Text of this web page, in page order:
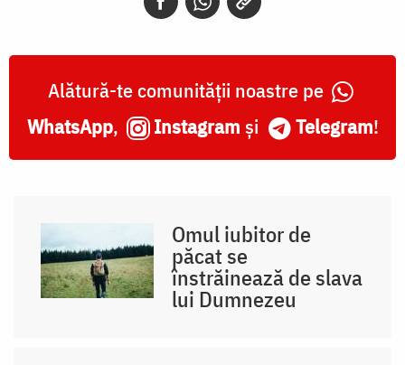
Alătură-te comunității noastre pe
WhatsApp, Instagram și Telegram!
Omul iubitor de
păcat se
înstrăinează de slava
lui Dumnezeu